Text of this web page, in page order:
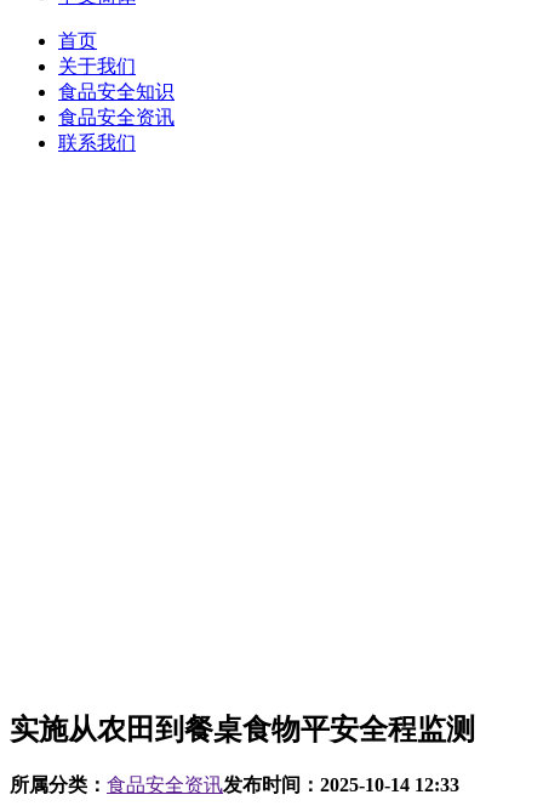
首页
关于我们
食品安全知识
食品安全资讯
联系我们
实施从农田到餐桌食物平安全程监测
所属分类： 食品安全资讯发布时间： 2025-10-14 12:33